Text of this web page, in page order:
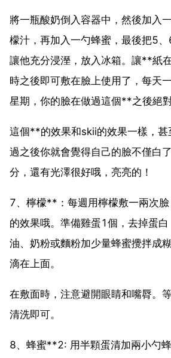
將一瓶酸奶倒入容器中，然後加入
檬汁，再加入一勺蜂蜜，最後把5
讓他充分浸溼，放入冰箱。讓**紙
時之後即可敷在臉上使用了，每天
星期，你的臉在做過這個**之後絕
這個**的效果和skii的效果一樣，甚
過之後你就會覺得自己的臉不僅白
分，還有光澤很好哦，亮亮的！
7、檸檬**：每週用檸檬敷一兩次
的效果哦。準備雞蛋1個，去掉蛋
油、奶粉或麵粉加少量蜂蜜攪拌成
滴在上面。
在敷面時，注意避開眼睛和嘴脣。
清洗即可。
8、蜂蜜**2: 用半顆蛋清加兩小勺